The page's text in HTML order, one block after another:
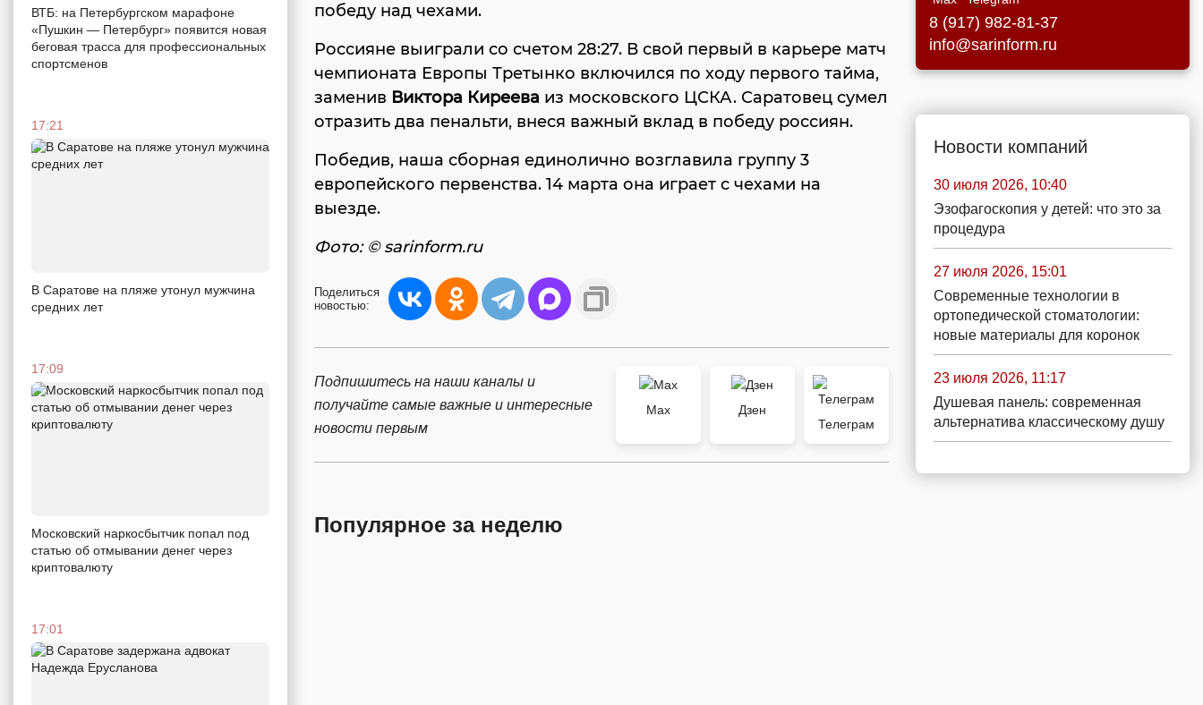
ВТБ: на Петербургском марафоне
«Пушкин — Петербург» появится новая
беговая трасса для профессиональных
спортсменов
17:21
В Саратове на пляже утонул мужчина
средних лет
17:09
Московский наркосбытчик попал под
статью об отмывании денег через
криптовалюту
17:01
победу над чехами.
Россияне выиграли со счетом 28:27. В свой первый в карьере матч
чемпионата Европы Третынко включился по ходу первого тайма,
заменив Виктора Киреева из московского ЦСКА. Саратовец сумел
отразить два пенальти, внеся важный вклад в победу россиян.
Победив, наша сборная единолично возглавила группу 3
европейского первенства. 14 марта она играет с чехами на
выезде.
Фото: © sarinform.ru
Поделиться
новостью:
Подпишитесь на наши каналы и
получайте самые важные и интересные
новости первым
Max
Дзен
Телеграм
Популярное за неделю
8 (917) 982-81-37
info@sarinform.ru
Новости компаний
30 июля 2026, 10:40
Эзофагоскопия у детей: что это за
процедура
27 июля 2026, 15:01
Современные технологии в
ортопедической стоматологии:
новые материалы для коронок
23 июля 2026, 11:17
Душевая панель: современная
альтернатива классическому душу